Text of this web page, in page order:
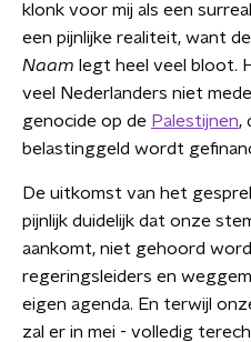
klonk voor mij als een
een pijnlijke realiteit, want de
Naam legt heel veel bloot.
veel Nederlanders niet
genocide op de Palestijnen,
belastinggeld wordt
De uitkomst van het
pijnlijk duidelijk dat onze
aankomt, niet gehoord
regeringsleiders en
eigen agenda. En terwijl
zal er in mei - volledig